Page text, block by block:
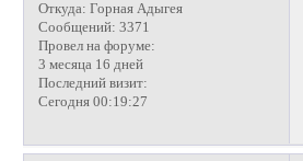
Откуда: Горная Адыгея
Сообщений: 3371
Провел на форуме:
3 месяца 16 дней
Последний визит:
Сегодня 00:19:27